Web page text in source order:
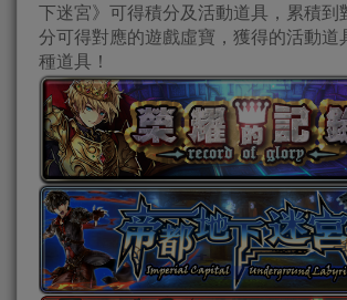
下迷宮》可得積分及活動道具，累積到
分可得對應的遊戲虛寶，獲得的活動道
種道具！